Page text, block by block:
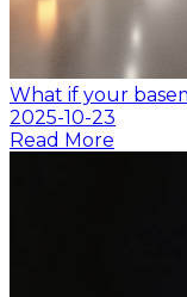
What if your
2025-10-23
Read More